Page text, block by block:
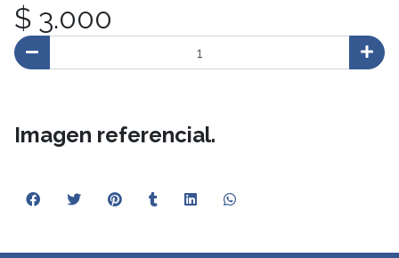
$ 3.000
Imagen referencial.